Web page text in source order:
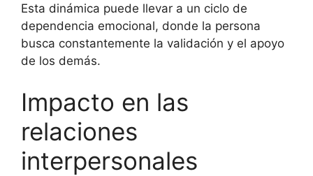
Esta dinámica puede llevar a un ciclo de
dependencia emocional, donde la persona
busca constantemente la validación y el apoyo
de los demás.
Impacto en las
relaciones
interpersonales